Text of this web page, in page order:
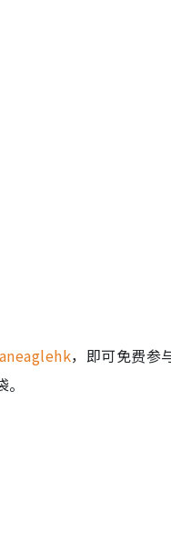
，即可免费参